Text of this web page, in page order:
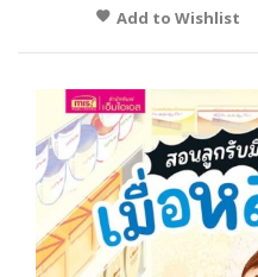
Add to Wishlist